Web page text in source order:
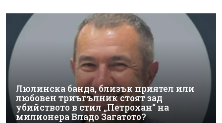
Люлинска банда, близък приятел или
любовен триъгълник стоят зад
убийството в стил „Петрохан“ на
милионера Владо Загатото?